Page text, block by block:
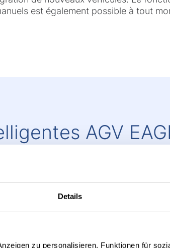
Details
zu personalisieren, Funktionen für
est également possible à tout
AGV